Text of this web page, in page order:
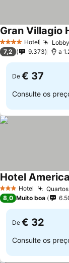
4 EstrelasHotel
Gran Villagio
7,2 9.373 a
De € 37
Consulte os
3 EstrelasHotel
Hotel
8,0 Muito boa
De € 32
Consulte os